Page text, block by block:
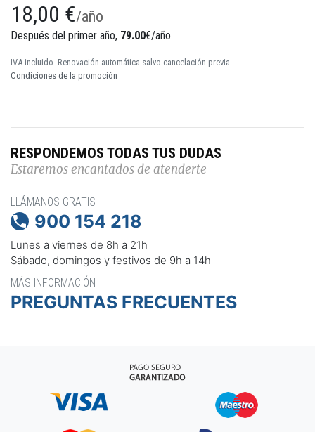
18,00 €/año
Después del primer año, 79.00€/año
IVA incluido. Renovación automática salvo cancelación previa
Condiciones de la promoción
RESPONDEMOS TODAS TUS DUDAS
Estaremos encantados de atenderte
LLÁMANOS GRATIS
 900 154 218
Lunes a viernes de 8h a 21h
Sábado, domingos y festivos de 9h a 14h
MÁS INFORMACIÓN
PREGUNTAS FRECUENTES